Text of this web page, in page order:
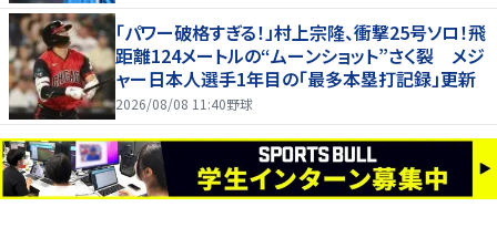
「パワー破格すぎる！」村上宗隆、衝撃25号ソロ！飛
距離124メートルの“ムーンショット”さく裂 メジ
ャー日本人選手1年目の「最多本塁打記録」更新
2026/08/08 11:40野球